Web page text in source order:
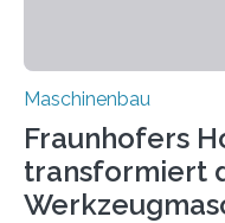
Maschinenbau
Fraunhofers
transformiert